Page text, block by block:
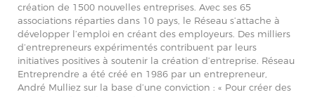
création de 1500 nouvelles entreprises. Avec ses 65
associations réparties dans 10 pays, le Réseau s’attache à
développer l’emploi en créant des employeurs. Des milliers
d’entrepreneurs expérimentés contribuent par leurs
initiatives positives à soutenir la création d’entreprise. Réseau
Entreprendre a été créé en 1986 par un entrepreneur,
André Mulliez sur la base d’une conviction : « Pour créer des